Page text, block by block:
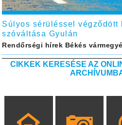
Súlyos sérüléssel végződött
szóváltása Gyulán
Rendőrségi hírek Békés
CIKKEK KERESÉSE AZ